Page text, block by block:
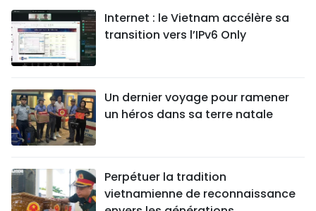
Internet : le Vietnam accélère sa
transition vers l’IPv6 Only
Un dernier voyage pour ramener
un héros dans sa terre natale
Perpétuer la tradition
vietnamienne de reconnaissance